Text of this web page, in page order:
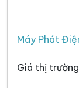
Máy Phát
Giá thị